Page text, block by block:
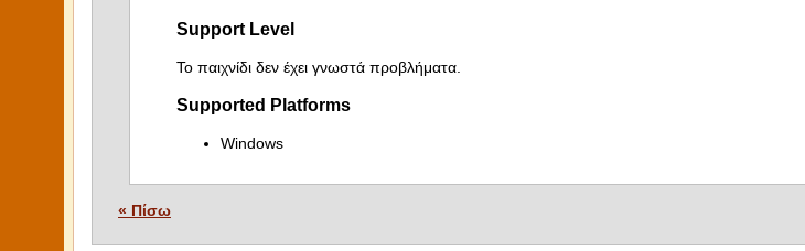
Support Level
Το παιχνίδι δεν έχει γνωστά προβλήματα.
Supported Platforms
Windows
« Πίσω